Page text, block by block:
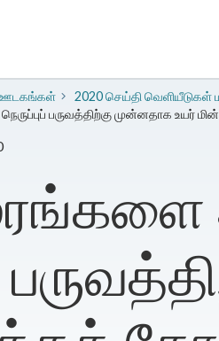
ஊடகங்கள்
2020 செய்தி
பருவத்திற்கு முன்னதாக உயர்